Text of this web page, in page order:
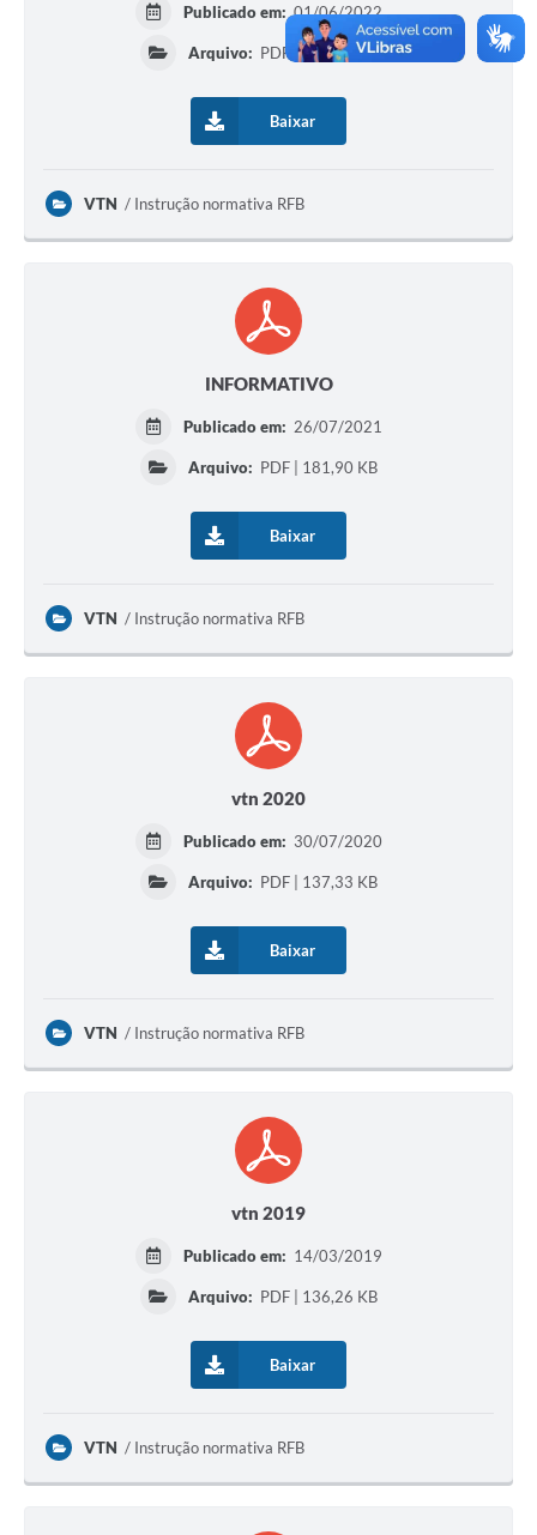
Publicado em: 01/06/2022
Arquivo: PDF | 226,53 KB
Baixar
VTN Instrução normativa RFB
INFORMATIVO
Publicado em: 26/07/2021
Arquivo: PDF | 181,90 KB
Baixar
VTN Instrução normativa RFB
vtn 2020
Publicado em: 30/07/2020
Arquivo: PDF | 137,33 KB
Baixar
VTN Instrução normativa RFB
vtn 2019
Publicado em: 14/03/2019
Arquivo: PDF | 136,26 KB
Baixar
VTN Instrução normativa RFB